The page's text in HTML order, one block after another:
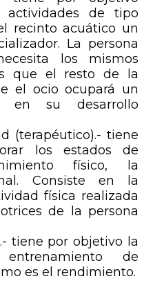
actividades de tipo
recinto acuático un
La persona
los mismos
que el resto de la
el ocio ocupará un
en su desarrollo
(terapéutico).- tiene
los estados de
físico, la
Consiste en la
física realizada
de la persona
tiene por objetivo la
de
es el rendimiento.